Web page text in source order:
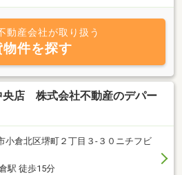
動産会社が取り扱う
物件を探す
央店 株式会社不動産のデパー
小倉北区堺町２丁目３‐３０ニチフビ
駅 徒歩15分